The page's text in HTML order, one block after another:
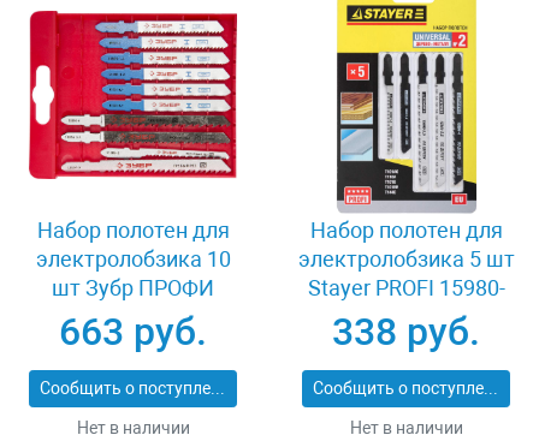
Набор полотен для
электролобзика 10
шт Зубр ПРОФИ
15586-H10
663 руб.
Сообщить о поступлении
Нет в наличии
Набор полотен для
электролобзика 5 шт
Stayer PROFI 15980-
H5-2
338 руб.
Сообщить о поступлении
Нет в наличии